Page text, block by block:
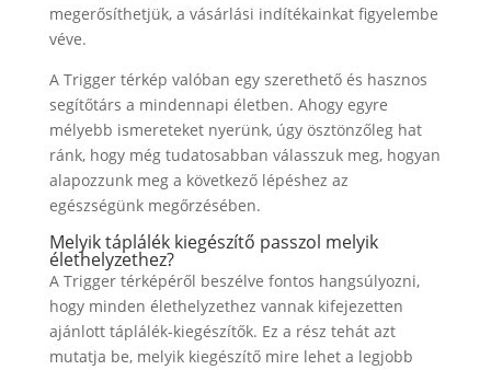
megerősíthetjük, a vásárlási indítékainkat figyelembe
véve.
A Trigger térkép valóban egy szerethető és hasznos
segítőtárs a mindennapi életben. Ahogy egyre
mélyebb ismereteket nyerünk, úgy ösztönzőleg hat
ránk, hogy még tudatosabban válasszuk meg, hogyan
alapozzunk meg a következő lépéshez az
egészségünk megőrzésében.
Melyik táplálék kiegészítő passzol melyik
élethelyzethez?
A Trigger térképéről beszélve fontos hangsúlyozni,
hogy minden élethelyzethez vannak kifejezetten
ajánlott táplálék-kiegészítők. Ez a rész tehát azt
mutatja be, melyik kiegészítő mire lehet a legjobb